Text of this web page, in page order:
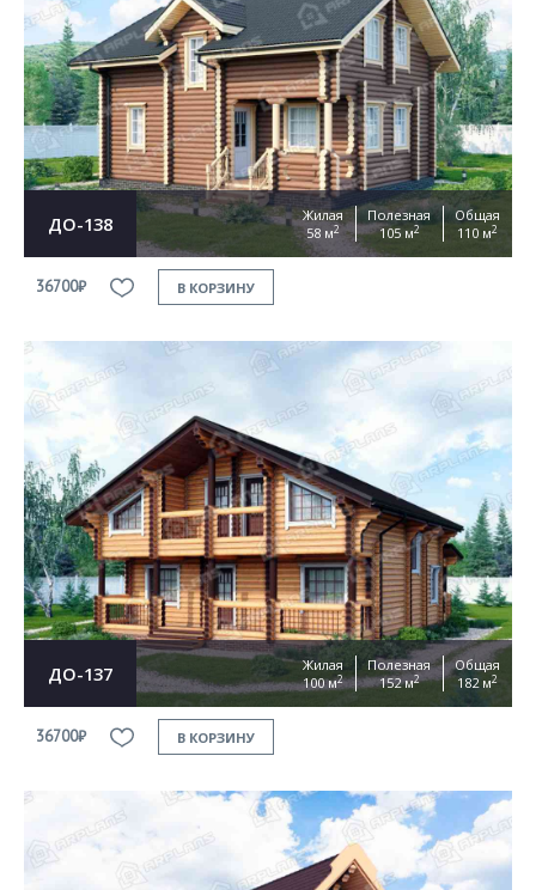
ДО-138
Жилая
58 м2
Полезная
105 м2
Общая
110 м2
36700₽ В КОРЗИНУ
ДО-137
Жилая
100 м2
Полезная
152 м2
Общая
182 м2
36700₽ В КОРЗИНУ